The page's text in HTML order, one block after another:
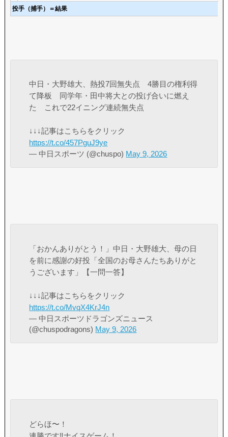
投手（捕手）＝結果
中日・大野雄大、熱投7回無失点 4勝目の権利得
て降板 同学年・田中将大との投げ合いに燃え
た これで22イニング連続無失点
↓↓↓記事はこちらをクリック
https://t.co/457PguJ9ye
— 中日スポーツ (@chuspo) May 9, 2026
「おかんありがとう！」中日・大野雄大、母の日
を前に感謝の好投「全国のお母さんたちありがと
うございます」【一問一答】
↓↓↓記事はこちらをクリック
https://t.co/MvqX4KrJ4n
— 中日スポーツドラゴンズニュース
(@chuspodragons) May 9, 2026
どらほ〜！